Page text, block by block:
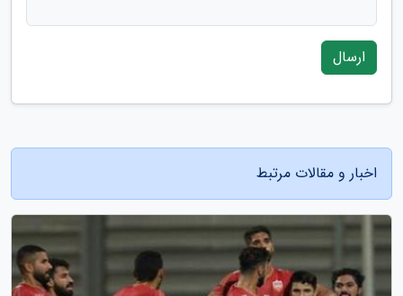
ارسال
اخبار و مقالات مرتبط